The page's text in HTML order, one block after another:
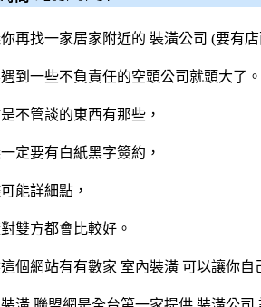
再找一家居家附近的 裝潢公司 (要有
到一些不負責任的空頭公司就頭大了。
不管談的東西有那些，
定要有白紙黑字簽約，
能詳細點，
雙方都會比較好。
個網站有有數家 室內裝潢可以讓你自